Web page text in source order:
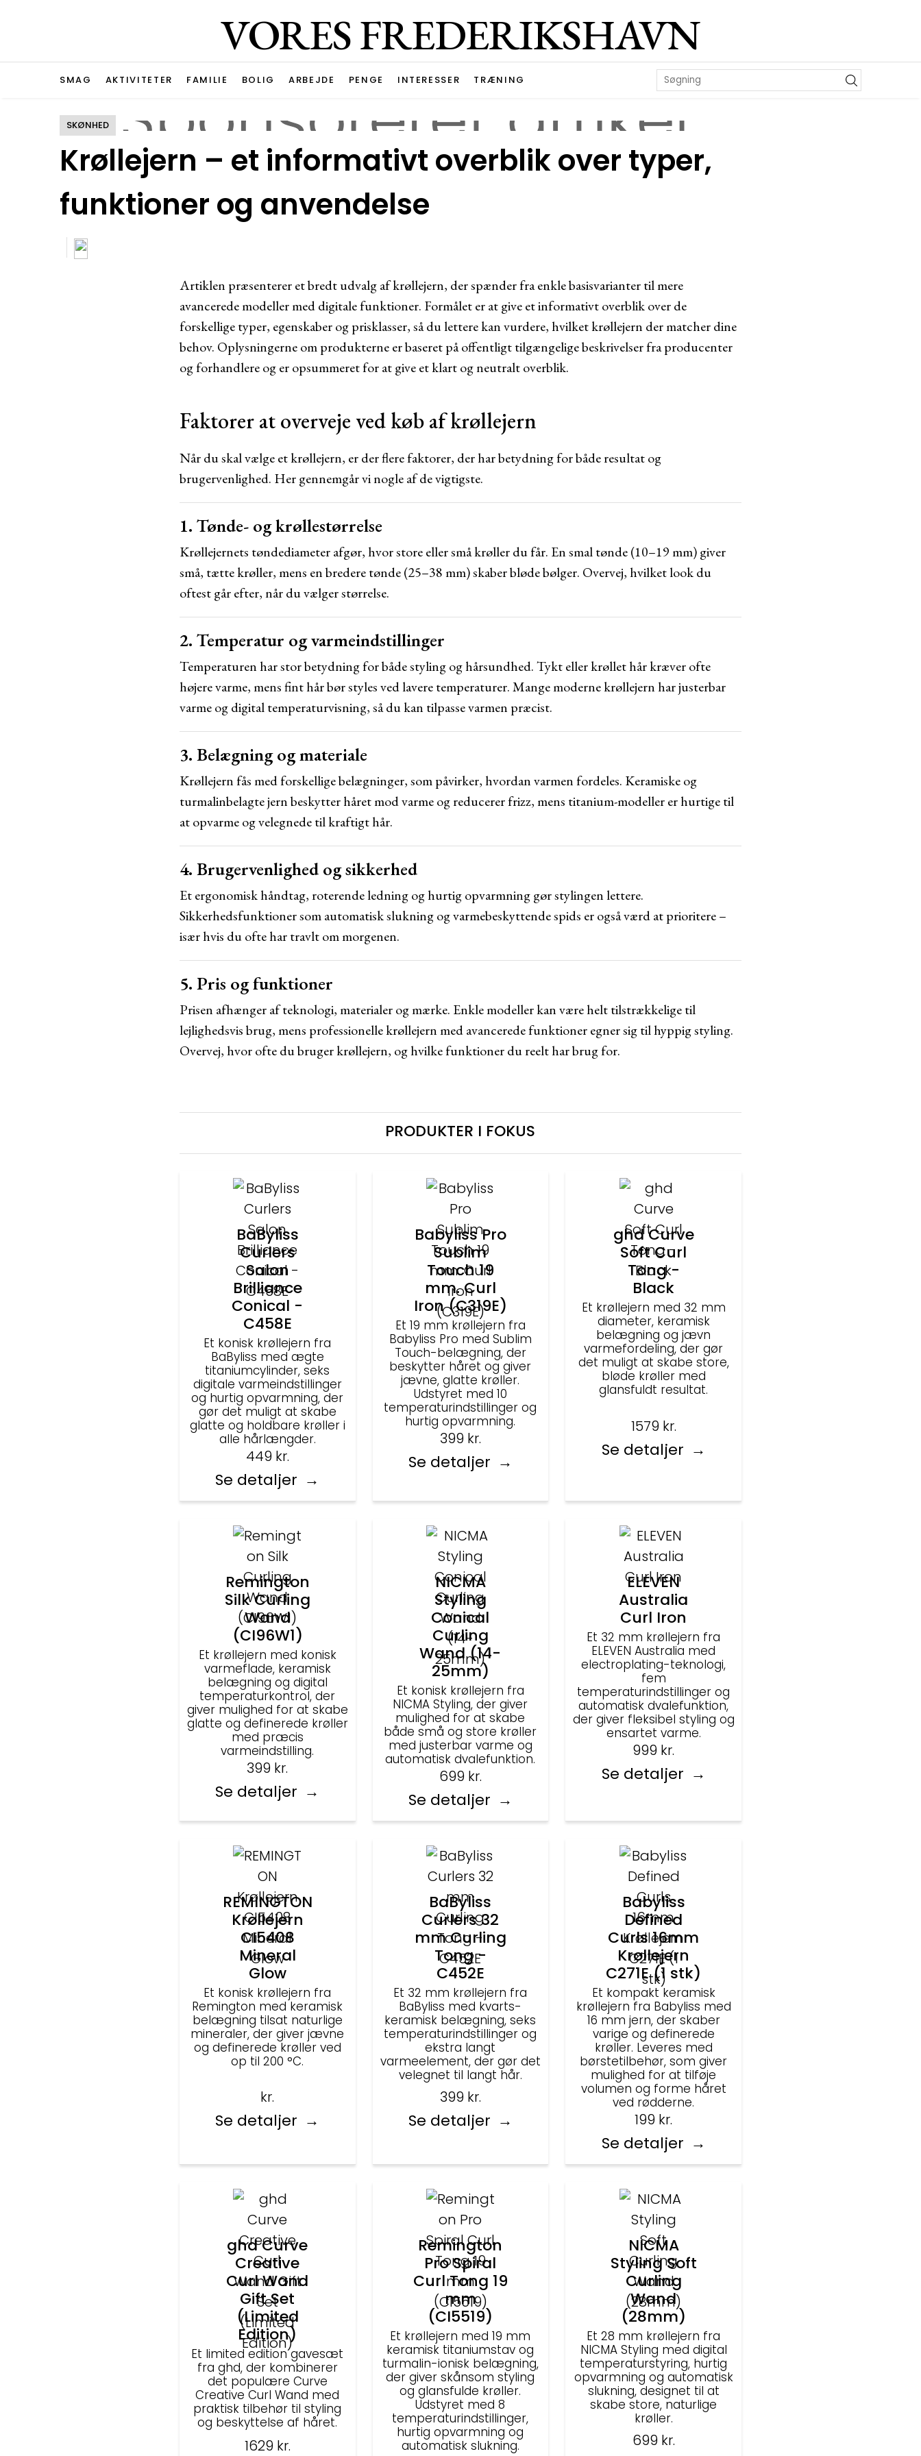
VORES FREDERIKSHAVN
SMAG AKTIVITETER FAMILIE BOLIG ARBEJDE PENGE INTERESSER TRÆNING
Krøllejern – et informativt overblik over typer,
funktioner og anvendelse
SKØNHED
Artiklen præsenterer et bredt udvalg af krøllejern, der spænder fra enkle basisvarianter til mere
avancerede modeller med digitale funktioner. Formålet er at give et informativt overblik over de
forskellige typer, egenskaber og prisklasser, så du lettere kan vurdere, hvilket krøllejern der matcher dine
behov. Oplysningerne om produkterne er baseret på offentligt tilgængelige beskrivelser fra producenter
og forhandlere og er opsummeret for at give et klart og neutralt overblik.
Faktorer at overveje ved køb af krøllejern
Når du skal vælge et krøllejern, er der flere faktorer, der har betydning for både resultat og
brugervenlighed. Her gennemgår vi nogle af de vigtigste.
1. Tønde- og krøllestørrelse
Krøllejernets tøndediameter afgør, hvor store eller små krøller du får. En smal tønde (10–19 mm) giver
små, tætte krøller, mens en bredere tønde (25–38 mm) skaber bløde bølger. Overvej, hvilket look du
oftest går efter, når du vælger størrelse.
2. Temperatur og varmeindstillinger
Temperaturen har stor betydning for både styling og hårsundhed. Tykt eller krøllet hår kræver ofte
højere varme, mens fint hår bør styles ved lavere temperaturer. Mange moderne krøllejern har justerbar
varme og digital temperaturvisning, så du kan tilpasse varmen præcist.
3. Belægning og materiale
Krøllejern fås med forskellige belægninger, som påvirker, hvordan varmen fordeles. Keramiske og
turmalinbelagte jern beskytter håret mod varme og reducerer frizz, mens titanium-modeller er hurtige til
at opvarme og velegnede til kraftigt hår.
4. Brugervenlighed og sikkerhed
Et ergonomisk håndtag, roterende ledning og hurtig opvarmning gør stylingen lettere.
Sikkerhedsfunktioner som automatisk slukning og varmebeskyttende spids er også værd at prioritere –
især hvis du ofte har travlt om morgenen.
5. Pris og funktioner
Prisen afhænger af teknologi, materialer og mærke. Enkle modeller kan være helt tilstrækkelige til
lejlighedsvis brug, mens professionelle krøllejern med avancerede funktioner egner sig til hyppig styling.
Overvej, hvor ofte du bruger krøllejern, og hvilke funktioner du reelt har brug for.
PRODUKTER I FOKUS
BaByliss
Curlers
Salon
Brilliance
Conical -
C458E
Et konisk krøllejern fra
BaByliss med ægte
titaniumcylinder, seks
digitale varmeindstillinger
og hurtig opvarmning, der
gør det muligt at skabe
glatte og holdbare krøller i
alle hårlængder.
449 kr.
Se detaljer
Babyliss Pro
Sublim
Touch 19
mm. Curl
Iron (C319E)
Et 19 mm krøllejern fra
Babyliss Pro med Sublim
Touch-belægning, der
beskytter håret og giver
jævne, glatte krøller.
Udstyret med 10
temperaturindstillinger og
hurtig opvarmning.
399 kr.
Se detaljer
ghd Curve
Soft Curl
Tong -
Black
Et krøllejern med 32 mm
diameter, keramisk
belægning og jævn
varmefordeling, der gør
det muligt at skabe store,
bløde krøller med
glansfuldt resultat.
1579 kr.
Se detaljer
Remington
Silk Curling
Wand
(CI96W1)
Et krøllejern med konisk
varmeflade, keramisk
belægning og digital
temperaturkontrol, der
giver mulighed for at skabe
glatte og definerede krøller
med præcis
varmeindstilling.
399 kr.
Se detaljer
NICMA
Styling
Conical
Curling
Wand (14-
25mm)
Et konisk krøllejern fra
NICMA Styling, der giver
mulighed for at skabe
både små og store krøller
med justerbar varme og
automatisk dvalefunktion.
699 kr.
Se detaljer
ELEVEN
Australia
Curl Iron
Et 32 mm krøllejern fra
ELEVEN Australia med
electroplating-teknologi,
fem
temperaturindstillinger og
automatisk dvalefunktion,
der giver fleksibel styling og
ensartet varme.
999 kr.
Se detaljer
REMINGTON
Krøllejern
CI5408
Mineral
Glow
Et konisk krøllejern fra
Remington med keramisk
belægning tilsat naturlige
mineraler, der giver jævne
og definerede krøller ved
op til 200 °C.
kr.
Se detaljer
BaByliss
Curlers 32
mm Curling
Tong -
C452E
Et 32 mm krøllejern fra
BaByliss med kvarts-
keramisk belægning, seks
temperaturindstillinger og
ekstra langt
varmeelement, der gør det
velegnet til langt hår.
399 kr.
Se detaljer
Babyliss
Defined
Curls 16mm
Krøllejern
C271E (1 stk)
Et kompakt keramisk
krøllejern fra Babyliss med
16 mm jern, der skaber
varige og definerede
krøller. Leveres med
børstetilbehør, som giver
mulighed for at tilføje
volumen og forme håret
ved rødderne.
199 kr.
Se detaljer
ghd Curve
Creative
Curl Wand
Gift Set
(Limited
Edition)
Et limited edition gavesæt
fra ghd, der kombinerer
det populære Curve
Creative Curl Wand med
praktisk tilbehør til styling
og beskyttelse af håret.
1629 kr.
Remington
Pro Spiral
Curl Tong 19
mm
(CI5519)
Et krøllejern med 19 mm
keramisk titaniumstav og
turmalin-ionisk belægning,
der giver skånsom styling
og glansfulde krøller.
Udstyret med 8
temperaturindstillinger,
hurtig opvarmning og
automatisk slukning.
NICMA
Styling Soft
Curling
Wand
(28mm)
Et 28 mm krøllejern fra
NICMA Styling med digital
temperaturstyring, hurtig
opvarmning og automatisk
slukning, designet til at
skabe store, naturlige
krøller.
699 kr.